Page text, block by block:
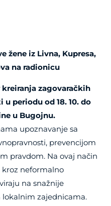
žene iz Livna, Kupresa,
na radionicu
zagovaračkih
periodu od 18. 10. do
u Bugojnu.
upoznavanje sa
prevencijom
pravdom. Na ovaj način
kroz neformalno
na snažnije
lokalnim zajednicama.